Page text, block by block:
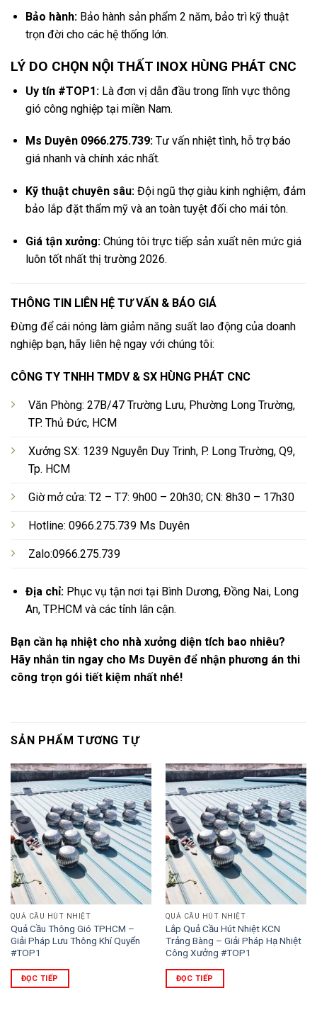
Bảo hành:Bảo hành sản phẩm 2 năm, bảo trì kỹ thuật
trọn đời cho các hệ thống lớn.
LÝ DO CHỌN NỘI THẤT INOX HÙNG PHÁT CNC
Uy tín #TOP1:Là đơn vị dẫn đầu trong lĩnh vực thông
gió công nghiệp tại miền Nam.
Ms Duyên 0966.275.739:Tư vấn nhiệt tình, hỗ trợ báo
giá nhanh và chính xác nhất.
Kỹ thuật chuyên sâu:Đội ngũ thợ giàu kinh nghiệm, đảm
bảo lắp đặt thẩm mỹ và an toàn tuyệt đối cho mái tôn.
Giá tận xưởng:Chúng tôi trực tiếp sản xuất nên mức giá
luôn tốt nhất thị trường 2026.
THÔNG TIN LIÊN HỆ TƯ VẤN & BÁO GIÁ
Đừng để cái nóng làm giảm năng suất lao động của doanh
nghiệp bạn, hãy liên hệ ngay với chúng tôi:
CÔNG TY TNHH TMDV & SX HÙNG PHÁT CNC
Văn Phòng: 27B/47 Trường Lưu, Phường Long Trường,
TP. Thủ Đức, HCM
Xưởng SX: 1239 Nguyễn Duy Trinh, P. Long Trường, Q9,
Tp. HCM
Giờ mở cửa: T2 – T7: 9h00 – 20h30; CN: 8h30 – 17h30
Hotline: 0966.275.739 Ms Duyên
Zalo:0966.275.739
Địa chỉ:Phục vụ tận nơi tại Bình Dương, Đồng Nai, Long
An, TP.HCM và các tỉnh lân cận.
Bạn cần hạ nhiệt cho nhà xưởng diện tích bao nhiêu?
Hãy nhắn tin ngay cho Ms Duyên để nhận phương án thi
công trọn gói tiết kiệm nhất nhé!
SẢN PHẨM TƯƠNG TỰ
QUẢ CẦU HÚT NHIỆT
Quả Cầu Thông Gió TPHCM –
Giải Pháp Lưu Thông Khí Quyển
#TOP1
ĐỌC TIẾP
QUẢ CẦU HÚT NHIỆT
Lắp Quả Cầu Hút Nhiệt KCN
Trảng Bàng – Giải Pháp Hạ Nhiệt
Công Xưởng #TOP1
ĐỌC TIẾP